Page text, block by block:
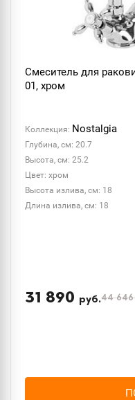
Смеситель для
01, хром
Коллекция: Nostalgia
Глубина, см: 20.7
Высота, см: 25.2
Цвет: хром
Высота излива, см: 18
Длина излива, см: 18
31 890 руб.44